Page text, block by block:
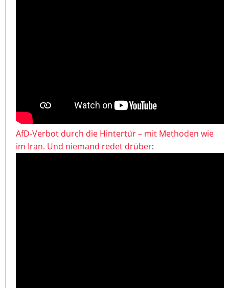
AfD-Verbot durch die Hintertür – mit Methoden wie
im Iran. Und niemand redet drüber: